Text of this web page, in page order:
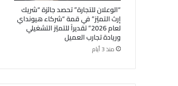
“الوعلان للتجارة” تحصد جائزة “شريك
إرث التميّز” في قمة “شركاء هيونداي
لعام 2026” تقديراً للتميّز التشغيلي
وريادة تجارب العميل
منذ 3 أيام